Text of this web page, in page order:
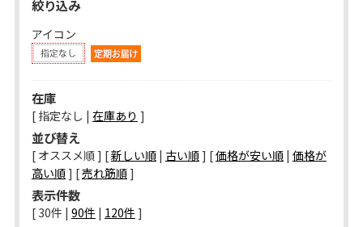
絞り込み
アイコン
在庫
[ 指定なし | 在庫あり ]
並び替え
[ オススメ順 ] [新しい順| 古い順] [価格が安い順| 価格が
高い順] [売れ筋順]
表示件数
[ 30件 | 90件 | 120件 ]